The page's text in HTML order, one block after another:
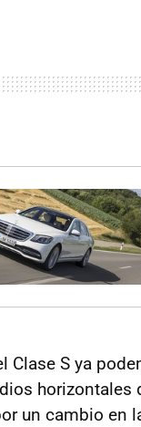
Clase S ya
horizontales
un cambio en